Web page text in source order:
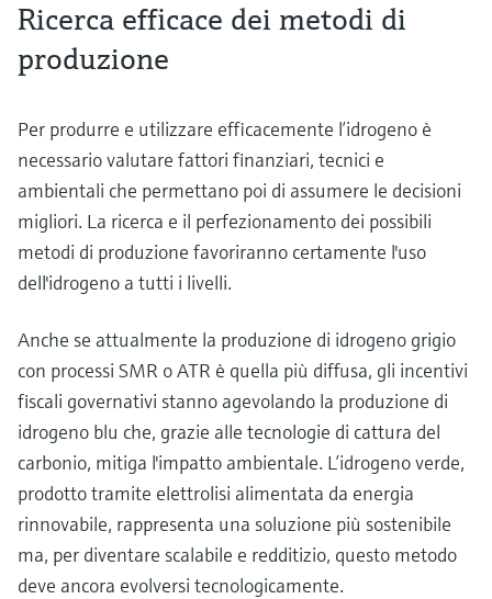
Ricerca efficace dei metodi di
produzione
Per produrre e utilizzare efficacemente l’idrogeno è
necessario valutare fattori finanziari, tecnici e
ambientali che permettano poi di assumere le decisioni
migliori. La ricerca e il perfezionamento dei possibili
metodi di produzione favoriranno certamente l'uso
dell'idrogeno a tutti i livelli.
Anche se attualmente la produzione di idrogeno grigio
con processi SMR o ATR è quella più diffusa, gli incentivi
fiscali governativi stanno agevolando la produzione di
idrogeno blu che, grazie alle tecnologie di cattura del
carbonio, mitiga l'impatto ambientale. L’idrogeno verde,
prodotto tramite elettrolisi alimentata da energia
rinnovabile, rappresenta una soluzione più sostenibile
ma, per diventare scalabile e redditizio, questo metodo
deve ancora evolversi tecnologicamente.